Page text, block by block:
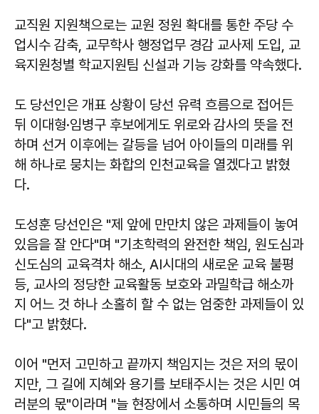
교직원 지원책으로는 교원 정원 확대를 통한 주당 수
업시수 감축, 교무학사 행정업무 경감 교사제 도입, 교
육지원청별 학교지원팀 신설과 기능 강화를 약속했다.
도 당선인은 개표 상황이 당선 유력 흐름으로 접어든
뒤 이대형·임병구 후보에게도 위로와 감사의 뜻을 전
하며 선거 이후에는 갈등을 넘어 아이들의 미래를 위
해 하나로 뭉치는 화합의 인천교육을 열겠다고 밝혔
다.
도성훈 당선인은 "제 앞에 만만치 않은 과제들이 놓여
있음을 잘 안다"며 "기초학력의 완전한 책임, 원도심과
신도심의 교육격차 해소, AI시대의 새로운 교육 불평
등, 교사의 정당한 교육활동 보호와 과밀학급 해소까
지 어느 것 하나 소홀히 할 수 없는 엄중한 과제들이 있
다"고 밝혔다.
이어 "먼저 고민하고 끝까지 책임지는 것은 저의 몫이
지만, 그 길에 지혜와 용기를 보태주시는 것은 시민 여
러분의 몫"이라며 "늘 현장에서 소통하며 시민들의 목